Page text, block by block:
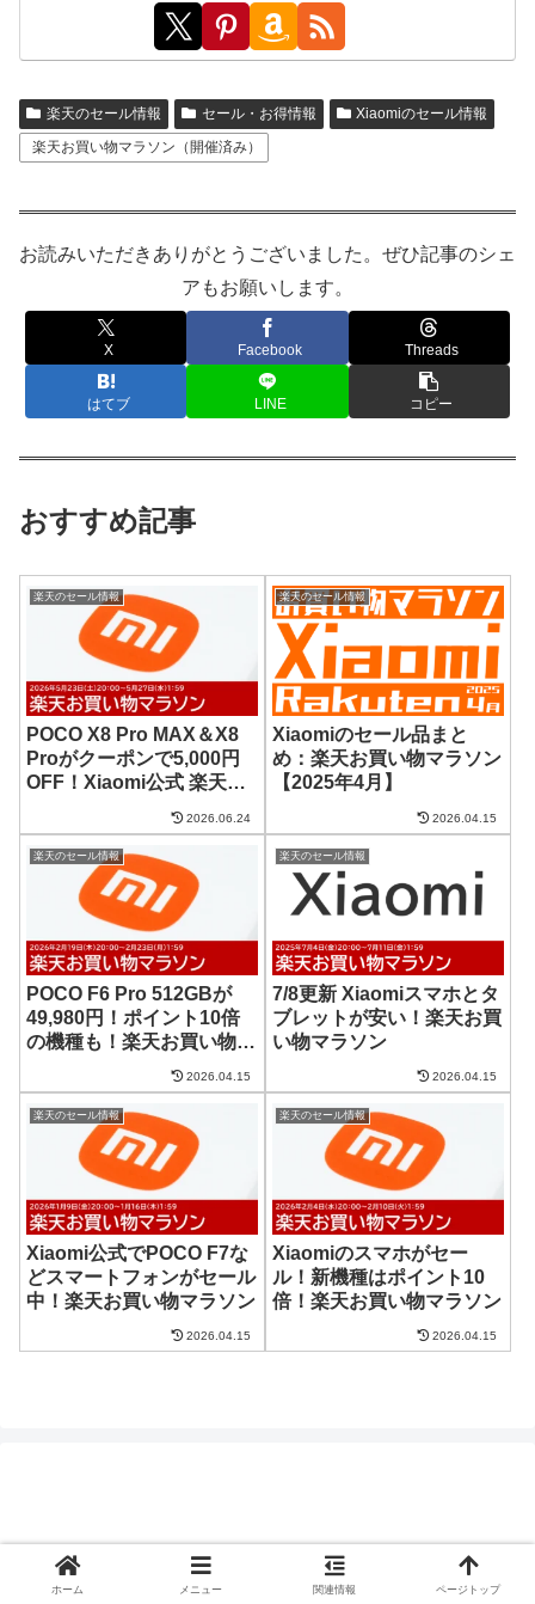
楽天のセール情報 セール・お得情報
Xiaomiのセール情報
楽天お買い物マラソン（開催済み）
お読みいただきありがとうございました。ぜひ記事のシェ
アもお願いします。
X Facebook Threads
はてブ LINE コピー
おすすめ記事
楽天のセール情報
POCO X8 Pro MAX＆X8
Proがクーポンで5,000円
OFF！Xiaomi公式 楽天市
2026.06.24
楽天のセール情報
Xiaomiのセール品まと
め：楽天お買い物マラソン
【2025年4月】
2026.04.15
楽天のセール情報
POCO F6 Pro 512GBが
49,980円！ポイント10倍
の機種も！楽天お買い物マ
2026.04.15
楽天のセール情報
7/8更新 Xiaomiスマホとタ
ブレットが安い！楽天お買
い物マラソン
2026.04.15
楽天のセール情報
Xiaomi公式でPOCO F7な
どスマートフォンがセール
中！楽天お買い物マラソン
2026.04.15
楽天のセール情報
Xiaomiのスマホがセー
ル！新機種はポイント10
倍！楽天お買い物マラソン
2026.04.15
ホーム メニュー 関連情報 ページトップ